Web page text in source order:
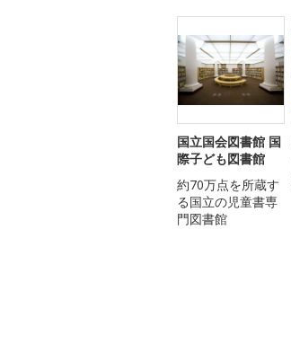
国立国会図書館 国
際子ども図書館
約70万点を所蔵す
る国立の児童書専
門図書館